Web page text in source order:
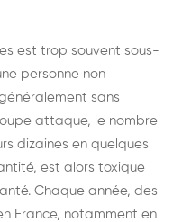
est trop souvent sous-
personne non
sans
attaque, le nombre
dizaines en quelques
est alors toxique
Chaque année, des
France, notamment en